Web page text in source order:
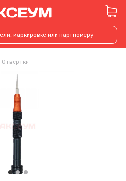
Отвертки